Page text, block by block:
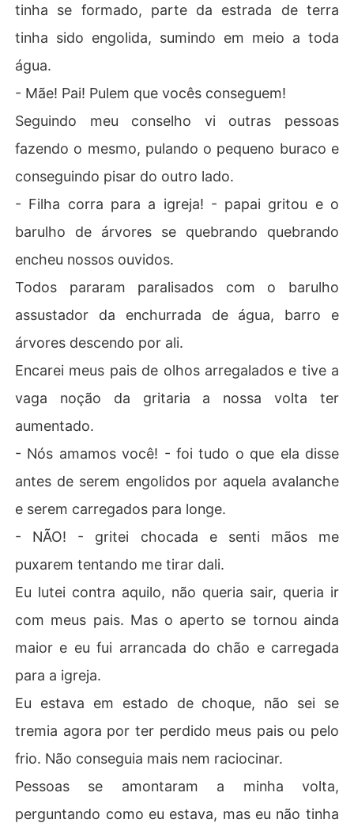
tinha se formado, parte da estrada de terra
tinha sido engolida, sumindo em meio a toda
água.
- Mãe! Pai! Pulem que vocês conseguem!
Seguindo meu conselho vi outras pessoas
fazendo o mesmo, pulando o pequeno buraco e
conseguindo pisar do outro lado.
- Filha corra para a igreja! - papai gritou e o
barulho de árvores se quebrando quebrando
encheu nossos ouvidos.
Todos pararam paralisados com o barulho
assustador da enchurrada de água, barro e
árvores descendo por ali.
Encarei meus pais de olhos arregalados e tive a
vaga noção da gritaria a nossa volta ter
aumentado.
- Nós amamos você! - foi tudo o que ela disse
antes de serem engolidos por aquela avalanche
e serem carregados para longe.
- NÃO! - gritei chocada e senti mãos me
puxarem tentando me tirar dali.
Eu lutei contra aquilo, não queria sair, queria ir
com meus pais. Mas o aperto se tornou ainda
maior e eu fui arrancada do chão e carregada
para a igreja.
Eu estava em estado de choque, não sei se
tremia agora por ter perdido meus pais ou pelo
frio. Não conseguia mais nem raciocinar.
Pessoas se amontaram a minha volta,
perguntando como eu estava, mas eu não tinha